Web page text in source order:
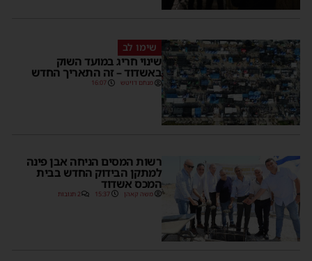
שימו לב
שינוי חריג במועד השוק
באשדוד – זה התאריך החדש
מנחם דויטש 16:07
רשות המסים הניחה אבן פינה
למתקן הבידוק החדש בבית
המכס אשדוד
משה קאהן 15:37 2 תגובות